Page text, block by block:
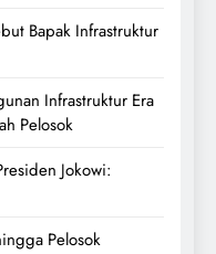
Bapak Infrastruktur
Infrastruktur Era
Pelosok
Jokowi:
Pelosok